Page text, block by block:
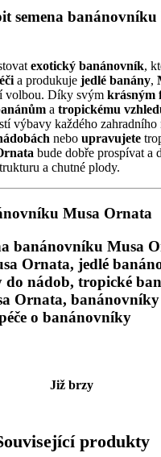
semena banánovníku
exotický banánovník,
a produkuje jedlé banány,
volbou. Díky svým krásným
a tropickému
výbavy každého
nebo upravujete
bude dobře prospívat a
a chutné plody.
Musa Ornata
banánovníku Musa
Ornata, jedlé
nádob, tropické
Ornata,
o banánovníky
Již brzy
produkty